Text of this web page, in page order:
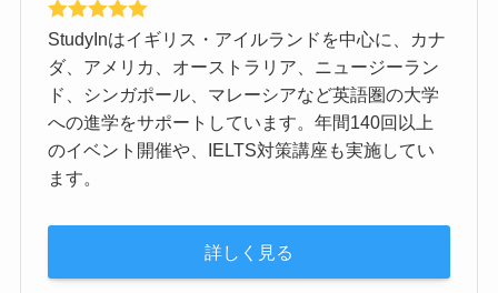
StudyInはイギリス・アイルランドを中心に、カナ
ダ、アメリカ、オーストラリア、ニュージーラン
ド、シンガポール、マレーシアなど英語圏の大学
への進学をサポートしています。年間140回以上
のイベント開催や、IELTS対策講座も実施してい
ます。
詳しく見る